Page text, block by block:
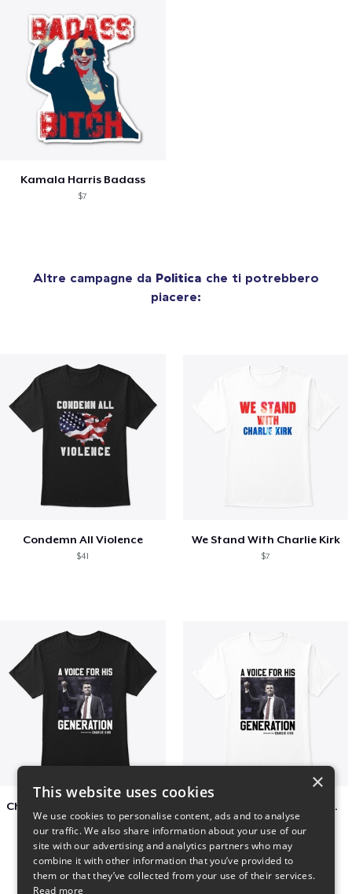
Kamala Harris Badass
$7
Altre campagne da Politica che ti potrebbero
piacere:
Condemn All Violence
$41
We Stand With Charlie Kirk
$7
Charlie Kirk A Voice For His Generation
×
This website uses cookies
We use cookies to personalise content, ads and to analyse
our traffic. We also share information about your use of our
site with our advertising and analytics partners who may
combine it with other information that you’ve provided to
them or that they’ve collected from your use of their services.
Read more